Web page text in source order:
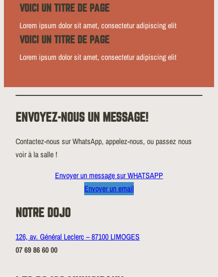
VOICI UN TITRE DE PAGE
Lorem ipsum dolor sit amet, consectetur adipiscing elit
VOICI UN TITRE DE PAGE
Lorem ipsum dolor sit amet, consectetur adipiscing elit
ENVOYEZ-NOUS UN MESSAGE!
Contactez-nous sur WhatsApp, appelez-nous, ou passez nous
voir à la salle !
Envoyer un message sur WHATSAPP
Envoyer un email
NOTRE DOJO
126, av. Général Leclerc – 87100 LIMOGES
07 69 86 60 00